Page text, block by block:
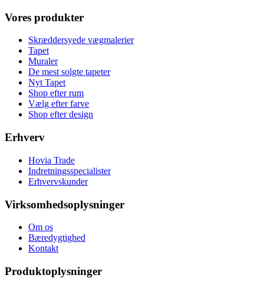
Vores produkter
Skræddersyede vægmalerier
Tapet
Muraler
De mest solgte tapeter
Nyt Tapet
Shop efter rum
Vælg efter farve
Shop efter design
Erhverv
Hovia Trade
Indretningsspecialister
Erhvervskunder
Virksomhedsoplysninger
Om os
Bæredygtighed
Kontakt
Produktoplysninger